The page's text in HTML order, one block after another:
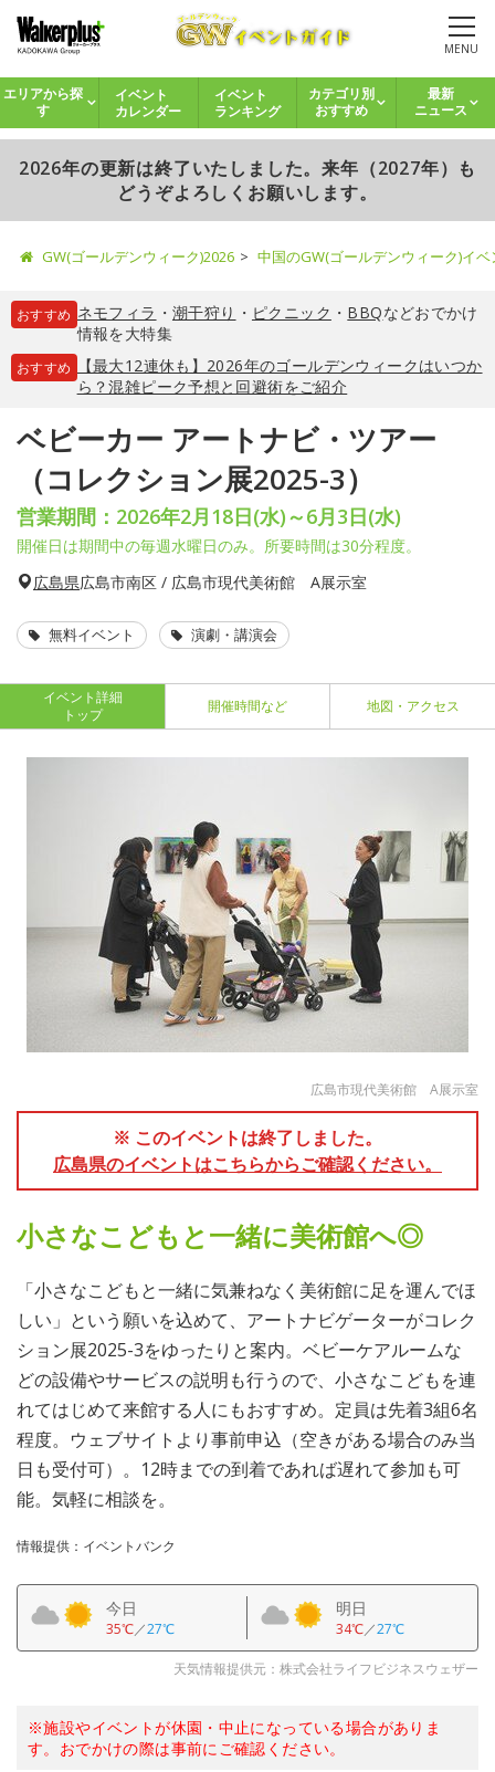
MENU
エリアから探
す
イベント
カレンダー
イベント
ランキング
カテゴリ別
おすすめ
最新
ニュース
2026年の更新は終了いたしました。来年（2027年）も
どうぞよろしくお願いします。
GW(ゴールデンウィーク)2026 中国のGW(ゴールデンウィーク)イ
おすすめ ネモフィラ ・ 潮干狩り ・ ピクニック ・ BBQなどおでかけ
情報を大特集
おすすめ
【最大12連休も】2026年のゴールデンウィークはいつか
ら？混雑ピーク予想と回避術をご紹介
ベビーカー アートナビ・ツアー
（コレクション展2025-3）
営業期間：2026年2月18日(水)～6月3日(水)
開催日は期間中の毎週水曜日のみ。所要時間は30分程度。
広島県広島市南区 / 広島市現代美術館 A展示室
無料イベント 演劇・講演会
イベント詳細
トップ
開催時間など 地図・アクセス
広島市現代美術館 A展示室
※ このイベントは終了しました。
広島県のイベントはこちらからご確認ください。
小さなこどもと一緒に美術館へ◎
「小さなこどもと一緒に気兼ねなく美術館に足を運んでほ
しい」という願いを込めて、アートナビゲーターがコレク
ション展2025-3をゆったりと案内。ベビーケアルームな
どの設備やサービスの説明も行うので、小さなこどもを連
れてはじめて来館する人にもおすすめ。定員は先着3組6名
程度。ウェブサイトより事前申込（空きがある場合のみ当
日も受付可）。12時までの到着であれば遅れて参加も可
能。気軽に相談を。
情報提供：イベントバンク
今日
35℃／27℃
明日
34℃／27℃
天気情報提供元：株式会社ライフビジネスウェザー
※施設やイベントが休園・中止になっている場合がありま
す。おでかけの際は事前にご確認ください。